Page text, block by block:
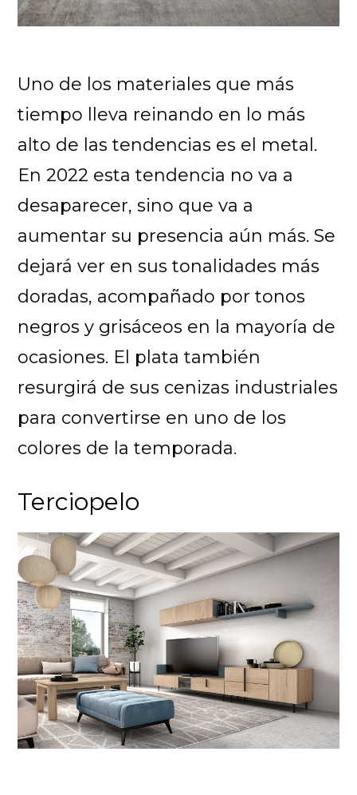
Uno de los materiales que más
tiempo lleva reinando en lo más
alto de las tendencias es el metal.
En 2022 esta tendencia no va a
desaparecer, sino que va a
aumentar su presencia aún más. Se
dejará ver en sus tonalidades más
doradas, acompañado por tonos
negros y grisáceos en la mayoría de
ocasiones. El plata también
resurgirá de sus cenizas industriales
para convertirse en uno de los
colores de la temporada.
Terciopelo